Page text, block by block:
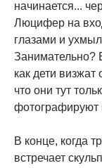
начинается...
Люцифер на
глазами и
Занимательно?
как дети
что они тут
фотографируют
В конце, когда
встречает